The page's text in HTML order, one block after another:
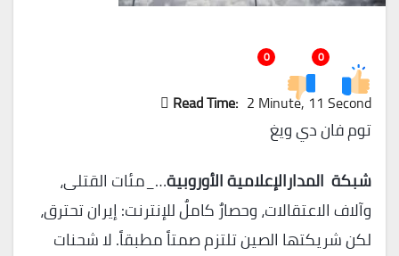
0
0
Read Time: 2 Minute, 11 Second
توم فان دي ويغ
شبكة المدارالإعلامية الأوروبية…_مئات القتلى،
وآلاف الاعتقالات، وحصارٌ كاملٌ للإنترنت: إيران تحترق،
لكن شريكتها الصين تلتزم صمتاً مطبقاً. لا شحنات